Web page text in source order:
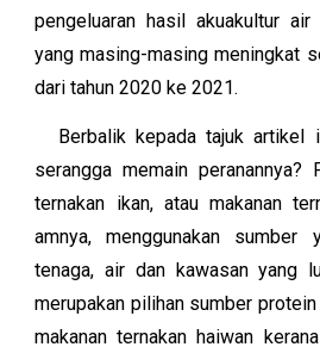
pengeluaran hasil akuakultur
yang masing-masing meningkat
dari tahun 2020 ke 2021.
Berbalik kepada tajuk artikel
serangga memain peranannya?
ternakan ikan, atau makanan
amnya, menggunakan sumber
tenaga, air dan kawasan yang
merupakan pilihan sumber
makanan ternakan haiwan